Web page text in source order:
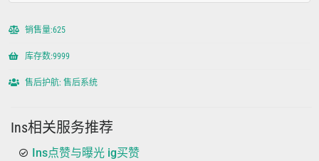
销售量:625
库存数:9999
售后护航: 售后系统
Ins相关服务推荐
Ins点赞与曝光 ig买赞